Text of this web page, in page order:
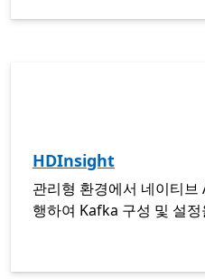
HDInsight
관리형 환경에서 네이티
행하여 Kafka 구성 및 설